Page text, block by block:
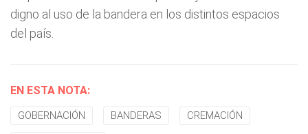
digno al uso de la bandera en los distintos espacios
del país.
EN ESTA NOTA:
GOBERNACIÓN BANDERAS CREMACIÓN